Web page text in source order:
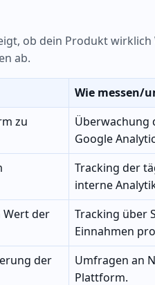
ob dein Produkt
ab.
Wie messen/
zu
Überwachung
Google
Tracking der
interne
Wert der
Tracking über
Einnahmen
der
Umfragen an
Plattform.